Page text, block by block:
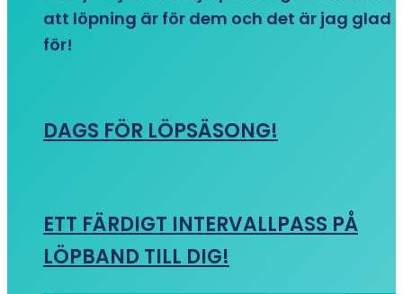
att löpning är för dem och det är jag glad
för!
DAGS FÖR LÖPSÄSONG!
ETT FÄRDIGT INTERVALLPASS PÅ
LÖPBAND TILL DIG!